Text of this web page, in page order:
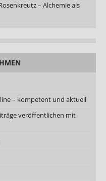
– Alchemie als
– kompetent und aktuell
veröffentlichen mit